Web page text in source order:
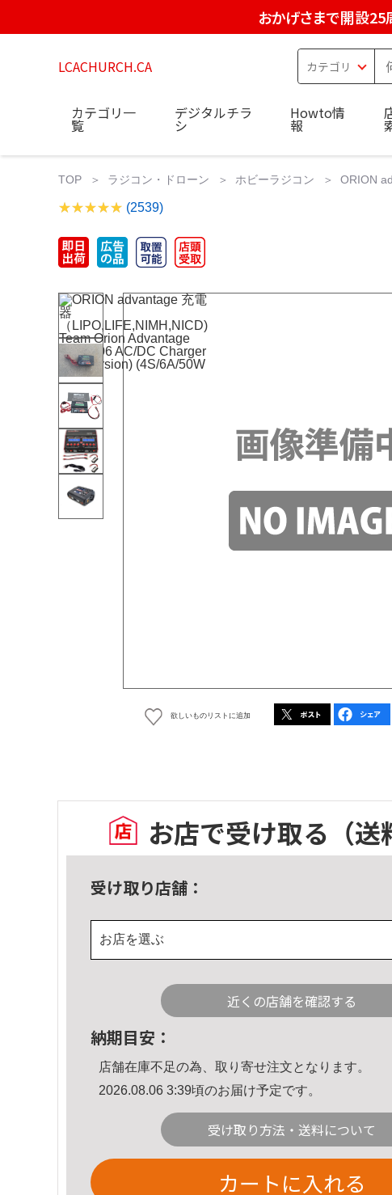
おかげさまで開設25
LCACHURCH.CA
カテゴリ一
覧
デジタルチラ
シ
Howto情
報
TOP ラジコン・ドローン ホビーラジコン ORION
(2539)
欲しいものリストに追加
お店で受け取る （
受け取り店舗：
お店を選ぶ
近くの店舗を確認する
納期目安：
店舗在庫不足の為、取り寄せ注文となります。
2026.08.06 3:39頃のお届け予定です。
受け取り方法・送料について
カートに入れる